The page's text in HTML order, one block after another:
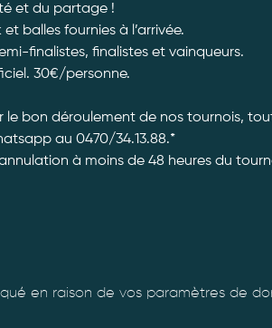
et du partage !
balles fournies à l’arrivée.
finalistes, finalistes et vainqueurs.
30€/personne.
le bon déroulement de nos tournois,
au 0470/34.13.88.*
à moins de 48 heures du
en raison de vos paramètres de